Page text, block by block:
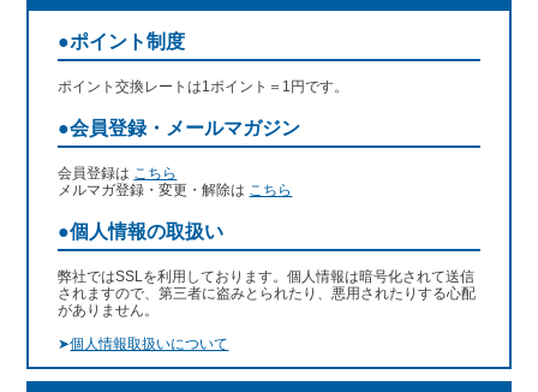
●ポイント制度
ポイント交換レートは1ポイント＝1円です。
●会員登録・メールマガジン
会員登録は こちら
メルマガ登録・変更・解除は こちら
●個人情報の取扱い
弊社ではSSLを利用しております。個人情報は暗号化されて送信
されますので、第三者に盗みとられたり、悪用されたりする心配
がありません。
➤個人情報取扱いについて